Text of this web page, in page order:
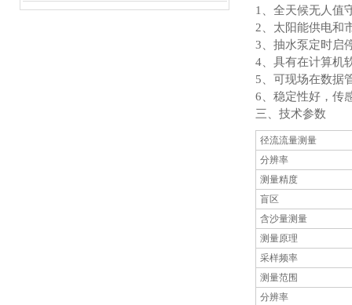
1、全天候无人值
2、太阳能供电和
3、抽水泵定时启
4、具有在计算机
5、可现场在数据
6、稳定性好，传
三、技术参数
径流流量测量
分辨率
测量精度
盲区
含沙量测量
测量原理
采样频率
测量范围
分辨率